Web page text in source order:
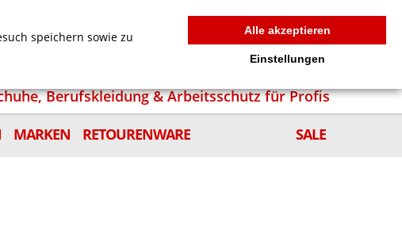
MEIN WARENKORB 0
Berufskleidung & Arbeitsschutz für Profis
MARKEN RETOURENWARE SALE
speichern sowie zu
Alle akzeptieren
Einstellungen